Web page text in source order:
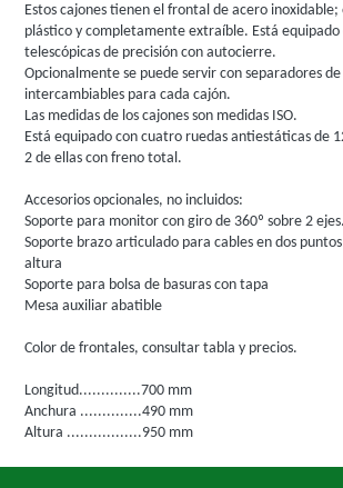
Estos cajones tienen el frontal de acero
plástico y completamente extraíble. Está equipado
telescópicas de precisión con autocierre.
Opcionalmente se puede servir con separadores
intercambiables para cada cajón.
Las medidas de los cajones son medidas ISO.
Está equipado con cuatro ruedas antiestáticas de
2 de ellas con freno total.
Accesorios opcionales, no incluidos:
Soporte para monitor con giro de 360º sobre 2 ejes.
Soporte brazo articulado para cables en dos
altura
Soporte para bolsa de basuras con tapa
Mesa auxiliar abatible
Color de frontales, consultar tabla y precios.
Longitud..............700 mm
Anchura ..............490 mm
Altura .................950 mm